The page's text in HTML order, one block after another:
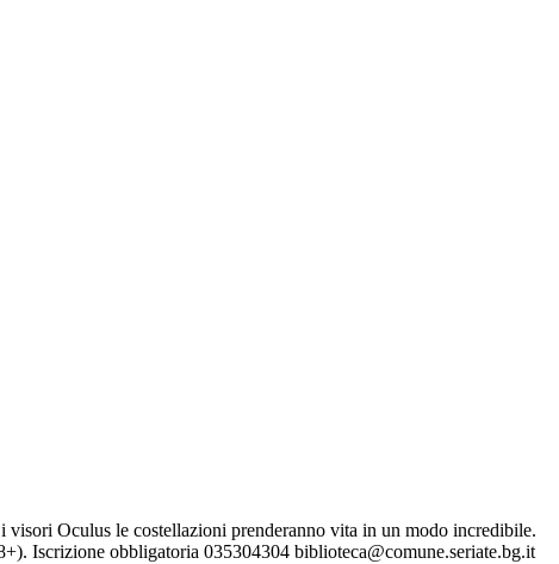
Oculus le costellazioni prenderanno vita in un modo incredibile.
Iscrizione obbligatoria 035304304 biblioteca@comune.seriate.bg.it